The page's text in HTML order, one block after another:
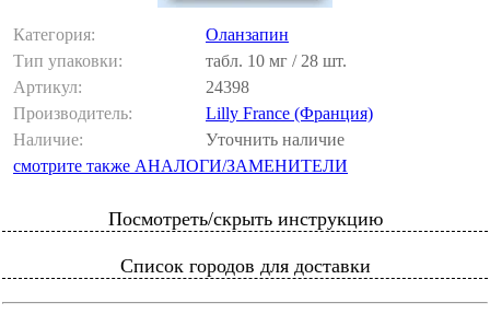
Категория:
Оланзапин
Тип упаковки:
табл. 10 мг / 28 шт.
Артикул:
24398
Производитель:
Lilly France (Франция)
Наличие:
Уточнить наличие
смотрите также АНАЛОГИ/ЗАМЕНИТЕЛИ
Посмотреть/скрыть инструкцию
Список городов для доставки